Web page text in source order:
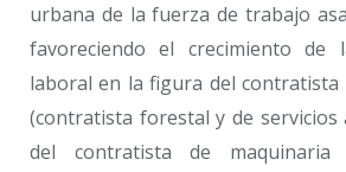
urbana de la fuerza de trabajo
favoreciendo el crecimiento de
laboral en la figura del contratista
(contratista forestal y de servicios
del contratista de